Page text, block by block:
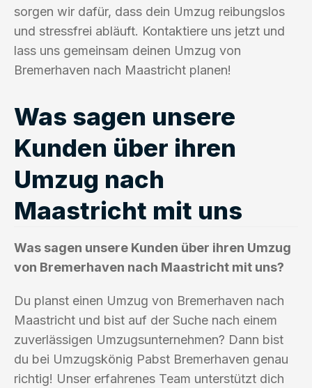
sorgen wir dafür, dass dein Umzug reibungslos
und stressfrei abläuft. Kontaktiere uns jetzt und
lass uns gemeinsam deinen Umzug von
Bremerhaven nach Maastricht planen!
Was sagen unsere
Kunden über ihren
Umzug nach
Maastricht mit uns
Was sagen unsere Kunden über ihren Umzug
von Bremerhaven nach Maastricht mit uns?
Du planst einen Umzug von Bremerhaven nach
Maastricht und bist auf der Suche nach einem
zuverlässigen Umzugsunternehmen? Dann bist
du bei Umzugskönig Pabst Bremerhaven genau
richtig! Unser erfahrenes Team unterstützt dich